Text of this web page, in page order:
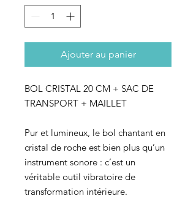
Ajouter au panier
BOL CRISTAL 20 CM + SAC DE
TRANSPORT + MAILLET
Pur et lumineux, le bol chantant en
cristal de roche est bien plus qu’un
instrument sonore : c’est un
véritable outil vibratoire de
transformation intérieure.